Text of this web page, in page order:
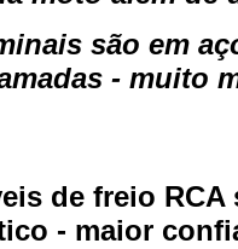
são em
- muito
de freio
- maior